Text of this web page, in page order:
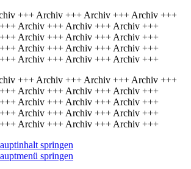
+++ Archiv +++ Archiv +++ Archiv +++
Archiv +++ Archiv +++ Archiv +++
Archiv +++ Archiv +++ Archiv +++
Archiv +++ Archiv +++ Archiv +++
Archiv +++ Archiv +++ Archiv +++
+++ Archiv +++ Archiv +++ Archiv +++
Archiv +++ Archiv +++ Archiv +++
Archiv +++ Archiv +++ Archiv +++
Archiv +++ Archiv +++ Archiv +++
Archiv +++ Archiv +++ Archiv +++
springen
springen